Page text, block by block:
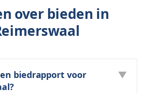
over bieden in
biedrapport voor
▼